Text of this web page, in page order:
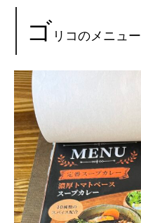
ゴ リコのメニュー